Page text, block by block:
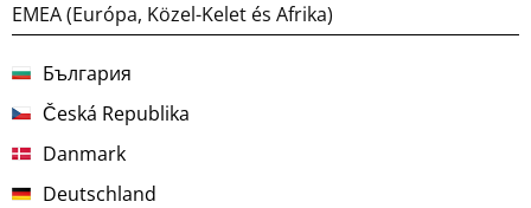
EMEA (Európa, Közel-Kelet és Afrika)
България
Česká Republika
Danmark
Deutschland